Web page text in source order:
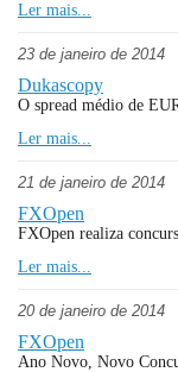
Ler mais...
23 de janeiro de 2014
Dukascopy
O spread médio de
Ler mais...
21 de janeiro de 2014
FXOpen
FXOpen realiza
Ler mais...
20 de janeiro de 2014
FXOpen
Ano Novo, Novo